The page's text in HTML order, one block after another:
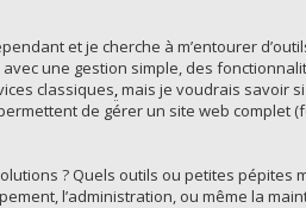
et je cherche à m’entourer
une gestion simple, des
classiques,mais je voudrais savoir
de gérer un site web complet
? Quels outils ou petites pépites
l’administration, ou même la